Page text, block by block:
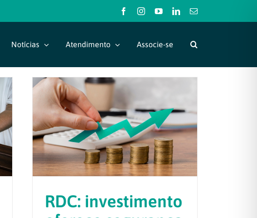
FacebookInstagramYouTubeLinkedIn
E-
Notícias Atendimento Associe-se
RDC: investimento